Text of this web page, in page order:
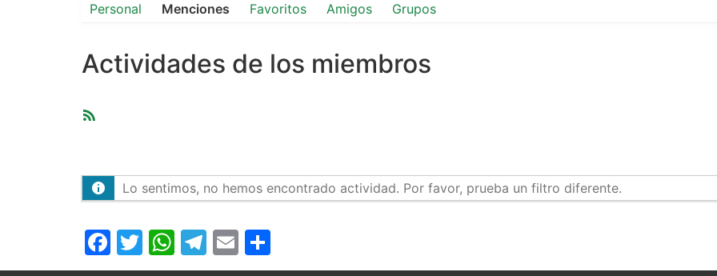
Personal Menciones Favoritos Amigos Grupos
Actividades de los miembros
Lo sentimos, no hemos encontrado actividad. Por favor, prueba un filtro diferente.
Facebook
Twitter
WhatsApp
Telegram
Email